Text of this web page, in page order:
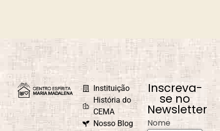
Caridade em
Ação
Carnaval
Causa e Efeito
Celebrações e
Instituição
História do
CEMA
Nosso Blog
Inscreva-
se no
Newsletter
Nome